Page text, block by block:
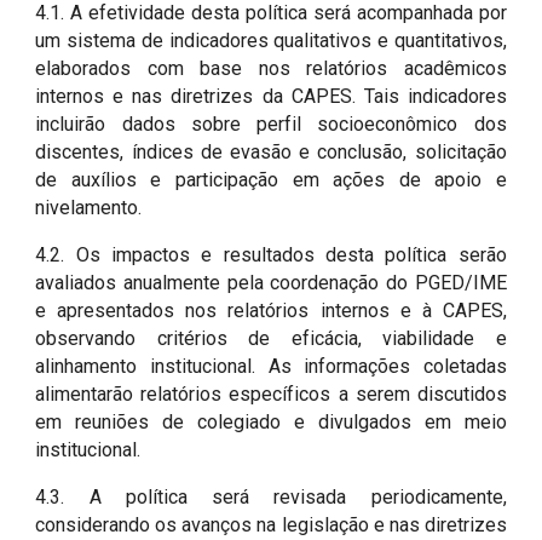
4.1. A efetividade desta política será acompanhada por
um sistema de indicadores qualitativos e quantitativos,
elaborados com base nos relatórios acadêmicos
internos e nas diretrizes da CAPES. Tais indicadores
incluirão dados sobre perfil socioeconômico dos
discentes, índices de evasão e conclusão, solicitação
de auxílios e participação em ações de apoio e
nivelamento.
4.2. Os impactos e resultados desta política serão
avaliados anualmente pela coordenação do PGED/IME
e apresentados nos relatórios internos e à CAPES,
observando critérios de eficácia, viabilidade e
alinhamento institucional. As informações coletadas
alimentarão relatórios específicos a serem discutidos
em reuniões de colegiado e divulgados em meio
institucional.
4.3. A política será revisada periodicamente,
considerando os avanços na legislação e nas diretrizes